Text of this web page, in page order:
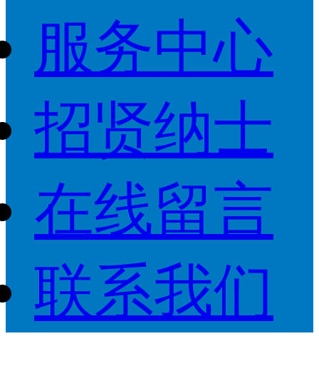
服务中心
招贤纳士
在线留言
联系我们